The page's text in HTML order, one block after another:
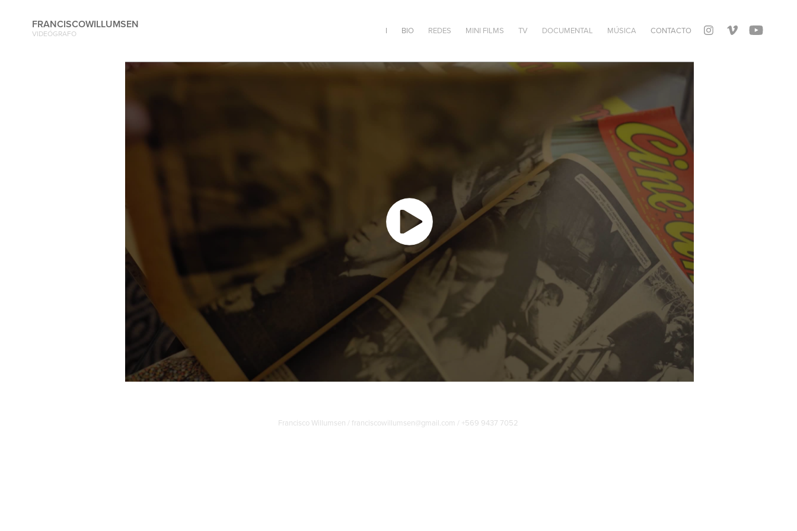
FRANCISCOWILLUMSEN
VIDEÓGRAFO I BIO REDES MINI FILMS TV DOCUMENTAL MÚSICA CONTACTO
Francisco Willumsen / franciscowillumsen@gmail.com / +569 9437 7052